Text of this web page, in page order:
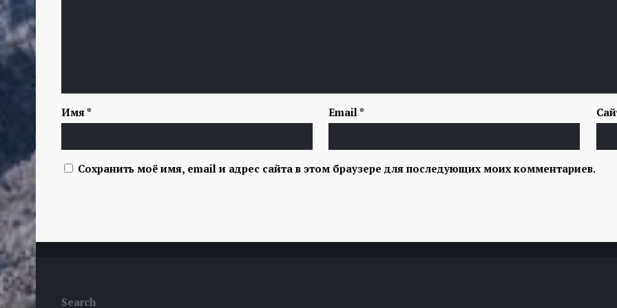
Имя* Email*
Сохранить моё имя, email и адрес сайта в этом браузере для последующих моих комментариев.
Search